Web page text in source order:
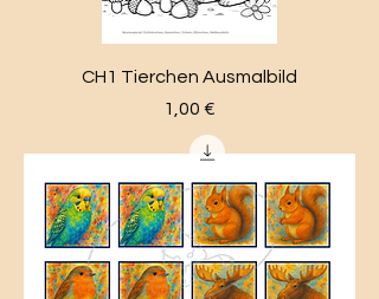
CH1 Tierchen Ausmalbild
Preis
1,00 €